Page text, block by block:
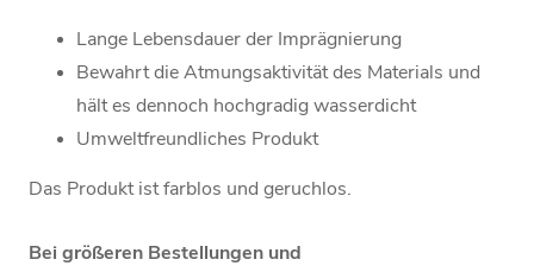
Lange Lebensdauer der Imprägnierung
Bewahrt die Atmungsaktivität des Materials und
hält es dennoch hochgradig wasserdicht
Umweltfreundliches Produkt
Das Produkt ist farblos und geruchlos.
Bei größeren Bestellungen und